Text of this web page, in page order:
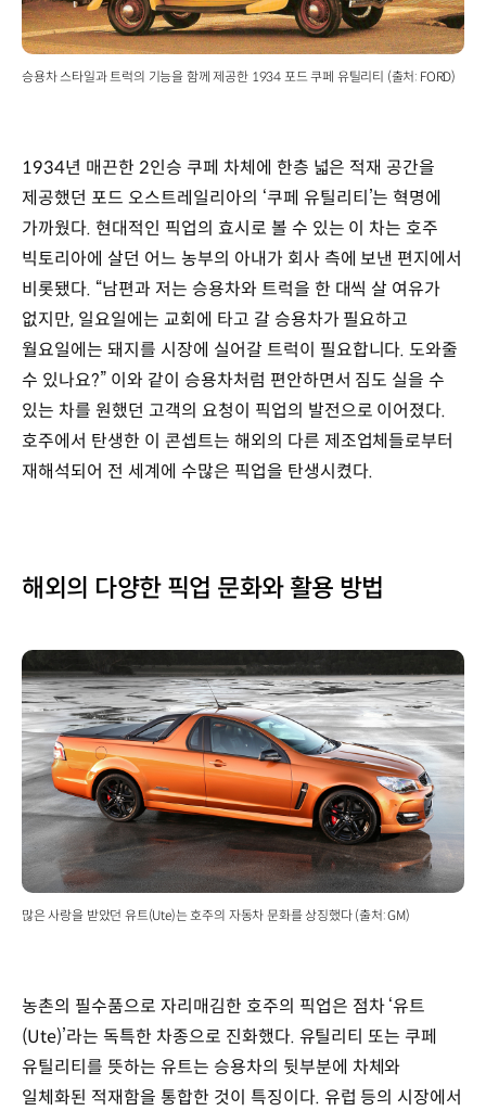
승용차 스타일과 트럭의 기능을 함께 제공한 1934 포드 쿠페 유틸리티 (출처: FORD)
1934년 매끈한 2인승 쿠페 차체에 한층 넓은 적재 공간을
제공했던 포드 오스트레일리아의 ‘쿠페 유틸리티’는 혁명에
가까웠다. 현대적인 픽업의 효시로 볼 수 있는 이 차는 호주
빅토리아에 살던 어느 농부의 아내가 회사 측에 보낸 편지에서
비롯됐다. “남편과 저는 승용차와 트럭을 한 대씩 살 여유가
없지만, 일요일에는 교회에 타고 갈 승용차가 필요하고
월요일에는 돼지를 시장에 실어갈 트럭이 필요합니다. 도와줄
수 있나요?” 이와 같이 승용차처럼 편안하면서 짐도 실을 수
있는 차를 원했던 고객의 요청이 픽업의 발전으로 이어졌다.
호주에서 탄생한 이 콘셉트는 해외의 다른 제조업체들로부터
재해석되어 전 세계에 수많은 픽업을 탄생시켰다.
해외의 다양한 픽업 문화와 활용 방법
많은 사랑을 받았던 유트(Ute)는 호주의 자동차 문화를 상징했다 (출처: GM)
농촌의 필수품으로 자리매김한 호주의 픽업은 점차 ‘유트
(Ute)’라는 독특한 차종으로 진화했다. 유틸리티 또는 쿠페
유틸리티를 뜻하는 유트는 승용차의 뒷부분에 차체와
일체화된 적재함을 통합한 것이 특징이다. 유럽 등의 시장에서